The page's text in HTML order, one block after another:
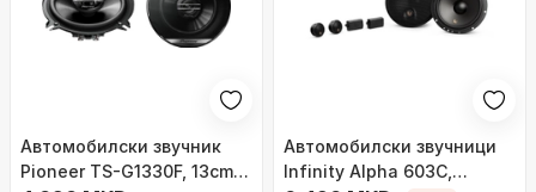
Автомобилски звучник
Pioneer TS-G1330F, 13cm,
Автомобилски звучници
Infinity Alpha 603C,